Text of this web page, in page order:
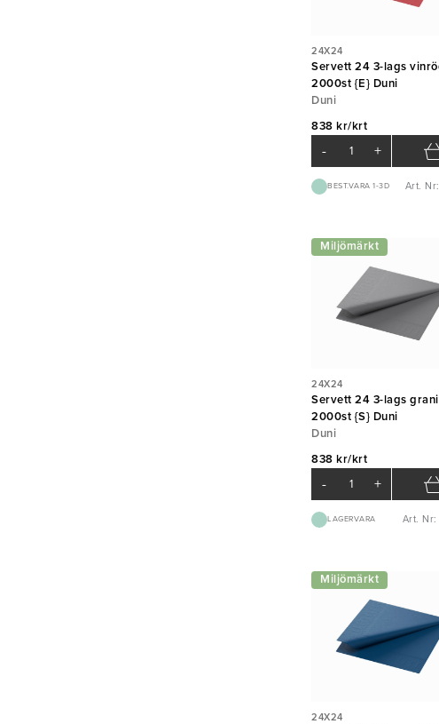
24X24
Servett 24 3-lags
2000st {E} Duni
Duni
838 kr/krt
- +
BEST.VARA 1-3D Art.
Miljömärkt
24X24
Servett 24 3-lags
2000st {S} Duni
Duni
838 kr/krt
- +
LAGERVARA Art. Nr:
Miljömärkt
24X24